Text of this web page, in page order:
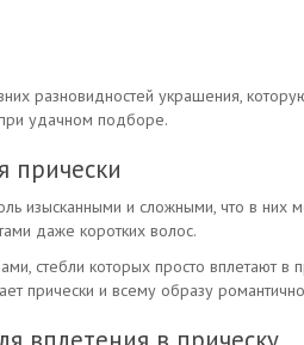
разновидностей украшения,
удачном подборе.
прически
изысканными и сложными, что в
даже коротких волос.
стебли которых просто вплетают
прически и всему образу